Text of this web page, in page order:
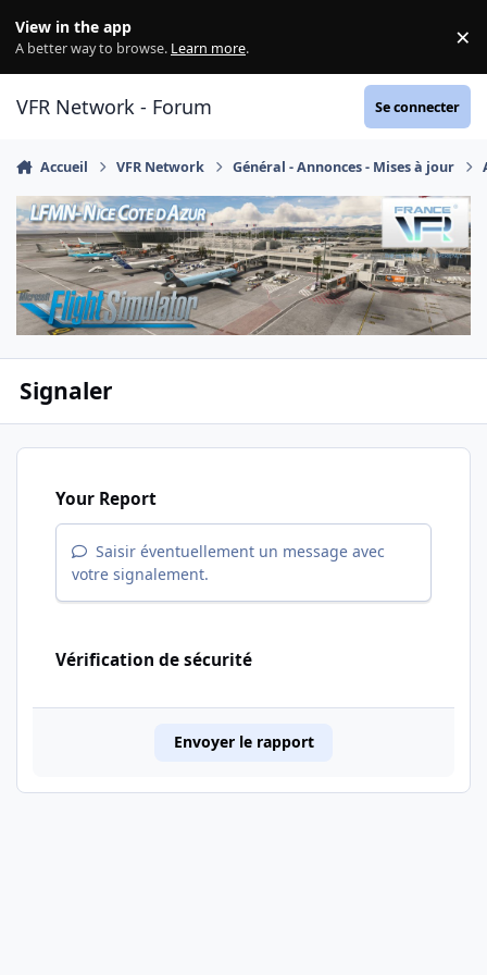
View in the app
A better way to browse. Learn more. ×
VFR Network - Forum Se connecter
Accueil VFR Network Général - Annonces - Mises à jour
Signaler
Your Report
Saisir éventuellement un message avec
votre signalement.
Vérification de sécurité
Envoyer le rapport